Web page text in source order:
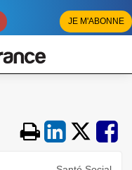
JE M'ABONNE